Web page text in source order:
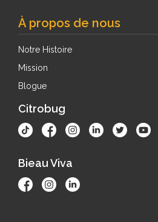
À propos de nous
Notre Histoire
Mission
Blogue
Citrobug
Bieau Viva